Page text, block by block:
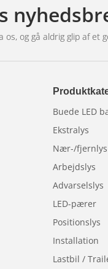
til Android.
og XBB arbejder
og gå aldrig glip af et
Buede LED
Ekstralys
Nær-/fjernlys
Arbejdslys
Advarselslys
LED-pærer
Positionslys
Installation
Lastbil /